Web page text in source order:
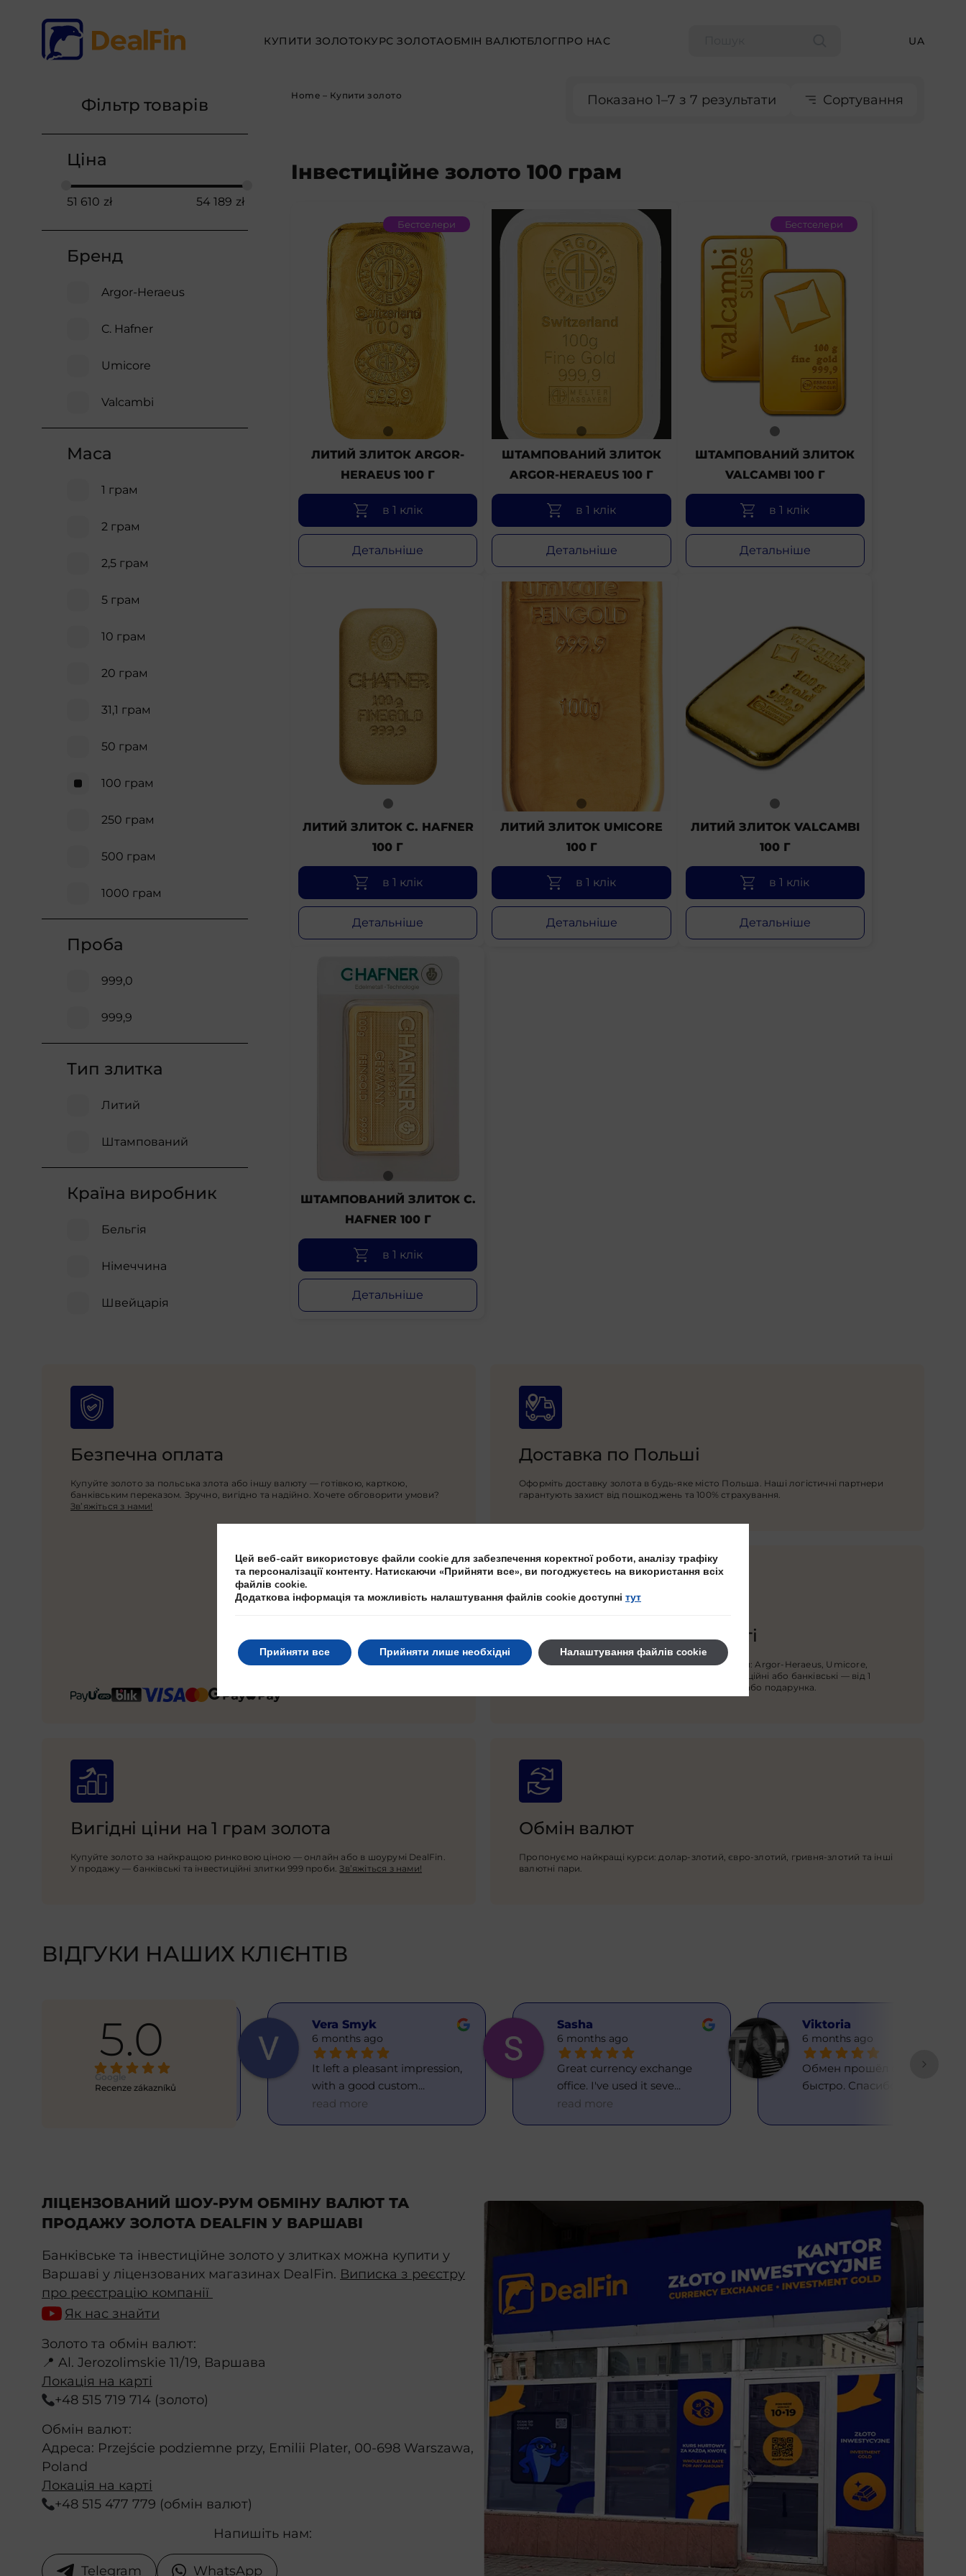
КУПИТИ ЗОЛОТОКУРС ЗОЛОТАОБМІН ВАЛЮТБЛОГПРО НАС UA
Фільтр товарів
Ціна
51 610 zł 54 189 zł
Бренд
Argor-Heraeus
C. Hafner
Umicore
Valcambi
Маса
1 грам
2 грам
2,5 грам
5 грам
10 грам
20 грам
31,1 грам
50 грам
100 грам
250 грам
500 грам
1000 грам
Проба
999,0
999,9
Тип злитка
Литий
Штампований
Країна виробник
Бельгія
Німеччина
Швейцарія
Home – Купити золото Показано 1–7 з 7 результати Сортування
Інвестиційне золото 100 грам
Бестселери
ЛИТИЙ ЗЛИТОК ARGOR-
HERAEUS 100 Г
в 1 клік
Детальніше
ШТАМПОВАНИЙ ЗЛИТОК
ARGOR-HERAEUS 100 Г
в 1 клік
Детальніше
Бестселери
ШТАМПОВАНИЙ ЗЛИТОК
VALCAMBI 100 Г
в 1 клік
Детальніше
ЛИТИЙ ЗЛИТОК C. HAFNER
100 Г
в 1 клік
Детальніше
ЛИТИЙ ЗЛИТОК UMICORE
100 Г
в 1 клік
Детальніше
ЛИТИЙ ЗЛИТОК VALCAMBI
100 Г
в 1 клік
Детальніше
ШТАМПОВАНИЙ ЗЛИТОК C.
HAFNER 100 Г
в 1 клік
Детальніше
Безпечна оплата
Купуйте золото за польська злота або іншу валюту — готівкою, карткою,
банківським переказом. Зручно, вигідно та надійно. Хочете обговорити умови?
Зв’яжіться з нами!
Доставка по Польші
Оформіть доставку золота в будь-яке місто Польша. Наші логістичні партнери
гарантують захист від пошкоджень та 100% страхування.
Злитки преміальної якості
В нашому асортименті — лише перевірені бренди: Argor-Heraeus, Umicore,
Valcambi. Ви можете обрати мірні злитки, інвестиційні або банківські — від 1
грама до 5 кг та більше. Ідеально для інвестицій або подарунка.
Вигідні ціни на 1 грам золота
Купуйте золото за найкращою ринковою ціною — онлайн або в шоурумі DealFin.
У продажу — банківські та інвестиційні злитки 999 проби.Зв’яжіться з нами!
Обмін валют
Пропонуємо найкращі курси: долар-злотий, євро-злотий, гривня-злотий та інші
валютні пари.
ВІДГУКИ НАШИХ КЛІЄНТІВ
5.0
Google
Recenze zákazníků
Lana Shevchenko
6 months ago
Thank you for the quick and
efficient exchange =)
Vera Smyk
6 months ago
It left a pleasant impression,
with a good custom...
read more
Sasha
6 months ago
Great currency exchange
office. I've used it seve...
read more
Viktoria
6 months ago
Обмен прошёл очень
быстро. Спасибо.
ЛІЦЕНЗОВАНИЙ ШОУ-РУМ ОБМІНУ ВАЛЮТ ТА
ПРОДАЖУ ЗОЛОТА DEALFIN У ВАРШАВІ
Банківське та інвестиційне золото у злитках можна купити у
Варшаві у ліцензованих магазинах DealFin. Виписка з реєстру
про реєстрацію компанії
Як нас знайти
Золото та обмін валют:
📍 Al. Jerozolimskie 11/19, Варшава
Локація на карті
+48 515 719 714 (золото)
Обмін валют:
Адреса: Przejście podziemne przy, Emilii Plater, 00-698 Warszawa,
Poland
Локація на карті
+48 515 477 779 (обмін валют)
Напишіть нам:
Telegram WhatsApp
Цей веб-сайт використовує файли cookie для забезпечення коректної роботи, аналізу трафіку
та персоналізації контенту. Натискаючи «Прийняти все», ви погоджуєтесь на використання всіх
файлів cookie.
Додаткова інформація та можливість налаштування файлів cookie доступні тут
Прийняти все Прийняти лише необхідні Налаштування файлів cookie